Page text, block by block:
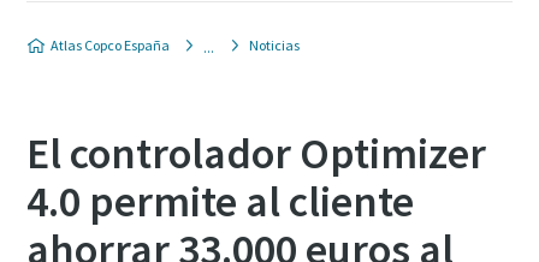
Atlas Copco España Noticias
El controlador Optimizer
4.0 permite al cliente
ahorrar 33.000 euros al